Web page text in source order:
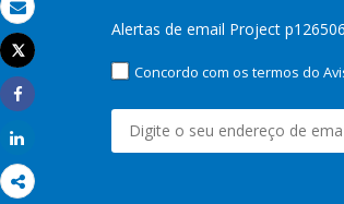
Email
Imprimir
Tweet
Share
Alertas de email Project p126506
Concordo com os termos do